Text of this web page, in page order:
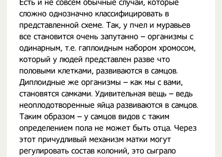
Есть и не совсем обычные случаи, которые
сложно однозначно классифицировать в
представленной схеме. Так, у пчел и муравьев
все становится очень запутанно – организмы с
одинарным, т.е. гаплоидным набором хромосом,
который у людей представлен разве что
половыми клетками, развиваются в самцов.
Диплоидные же организмы – как мы с вами,
становятся самками. Удивительная вещь – ведь
неоплодотворенные яйца развиваются в самцов.
Таким образом – у самцов видов с таким
определением пола не может быть отца. Через
этот причудливый механизм матки могут
регулировать состав колоний, это сыграло